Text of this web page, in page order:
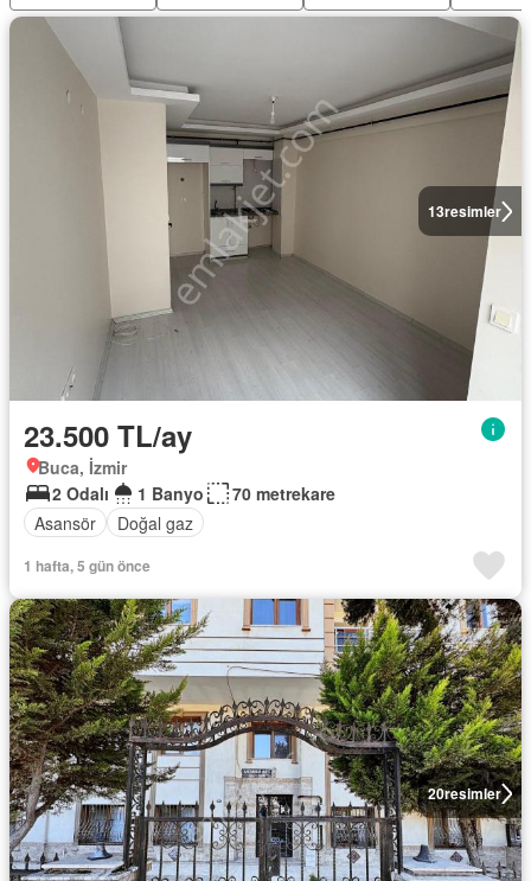
13resimler
23.500 TL/ay
Buca, İzmir
2 Odalı
1 Banyo
70 metrekare
Asansör
Doğal gaz
1 hafta, 5 gün önce
20resimler